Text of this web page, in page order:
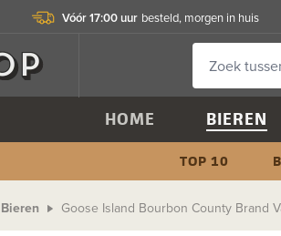
Vóór 17:00 uur besteld, morgen in huis
HOME BIEREN
TOP 10
Bieren Goose Island Bourbon County Brand